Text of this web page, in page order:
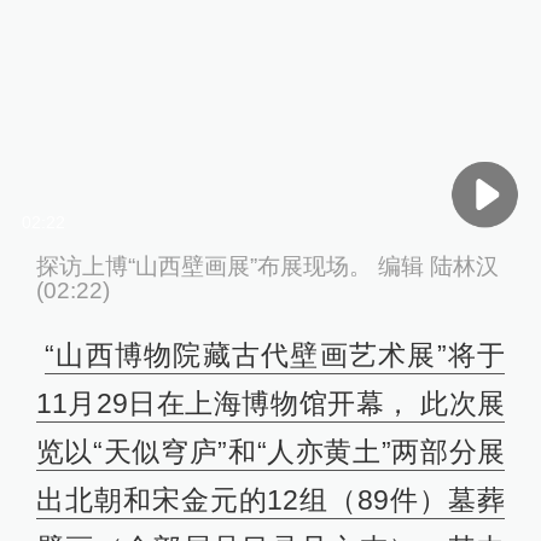
探访上博“山西壁画展”布展现场。 编辑 陆林汉
(02:22)
“山西博物院藏古代壁画艺术展”将于
11月29日在上海博物馆开幕， 此次展
览以“天似穹庐”和“人亦黄土”两部分展
出北朝和宋金元的12组（89件）墓葬